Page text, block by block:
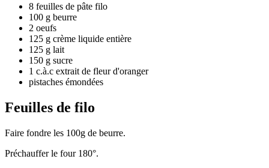
8 feuilles de pâte filo
100 g beurre
2 oeufs
125 g crème liquide entière
125 g lait
150 g sucre
1 c.à.c extrait de fleur d'oranger
pistaches émondées
Feuilles de filo
Faire fondre les 100g de beurre.
Préchauffer le four 180°.